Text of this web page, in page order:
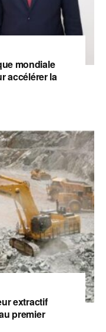
mondiale
accélérer la
extractif
premier